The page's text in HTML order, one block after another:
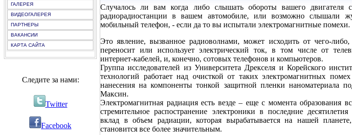
ГАЛЕРЕЯ
ВИДЕОГАЛЕРЕЯ
ПАРТНЕРЫ
ВАКАНСИИ
КАРТА САЙТА
Следите за нами:
Twitter
Facebook
Случалось ли вам когда либо слышать обороты вашего двигателя
радиорадиостанции в вашем автомобиле, или возможно слышали
мобильный телефон, - если да то вы испытали электромагнитные помехи.
Это явление, вызванное радиоволнами, может исходить от чего-либо,
переносит или использует электрический ток, в том числе от
интернет-кабелей, и, конечно, сотовых телефонов и компьютеров.
Группа исследователей из Университета Дрекселя и Корейского
технологий работает над очисткой от таких электромагнитных
нанесения на компоненты тонкой защитной пленки наноматериала
Максин.
Электромагнитная радиация есть везде – еще с момента образования
стремительное распостранение электроники в последние десятилетия
вклад в объем радиации, которая вырабатывается на нашей
становится все более значительным.